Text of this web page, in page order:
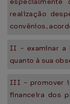
realização
convênios,
II - examinar a
quanto à sua
III - promover
financeira dos